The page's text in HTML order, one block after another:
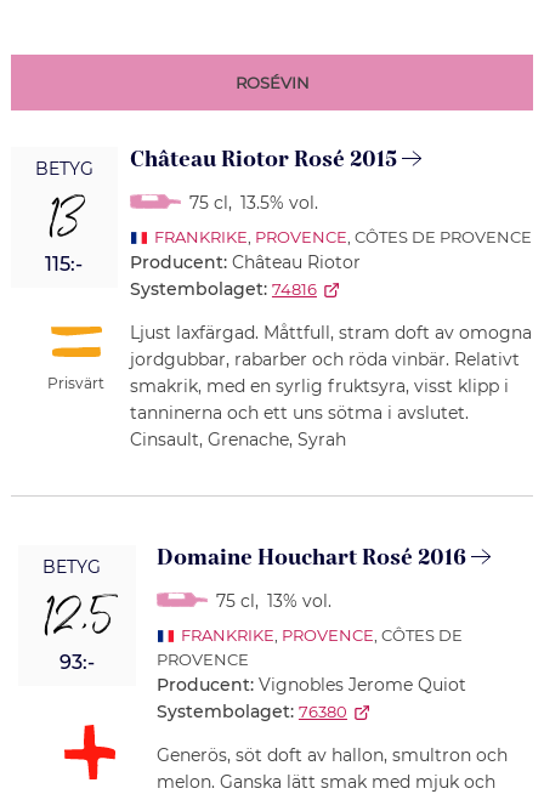
ROSÉVIN
BETYG
13
115:-
Prisvärt
Château Riotor Rosé 2015
75 cl, 13.5% vol.
FRANKRIKE PROVENCE , CÔTES DE PROVENCE
Producent: Château Riotor
Systembolaget: 74816
Ljust laxfärgad. Måttfull, stram doft av omogna
jordgubbar, rabarber och röda vinbär. Relativt
smakrik, med en syrlig fruktsyra, visst klipp i
tanninerna och ett uns sötma i avslutet.
Cinsault, Grenache, Syrah
BETYG
12,5
93:-
Domaine Houchart Rosé 2016
75 cl, 13% vol.
FRANKRIKE PROVENCE , CÔTES DE
PROVENCE
Producent: Vignobles Jerome Quiot
Systembolaget: 76380
Generös, söt doft av hallon, smultron och
melon. Ganska lätt smak med mjuk och